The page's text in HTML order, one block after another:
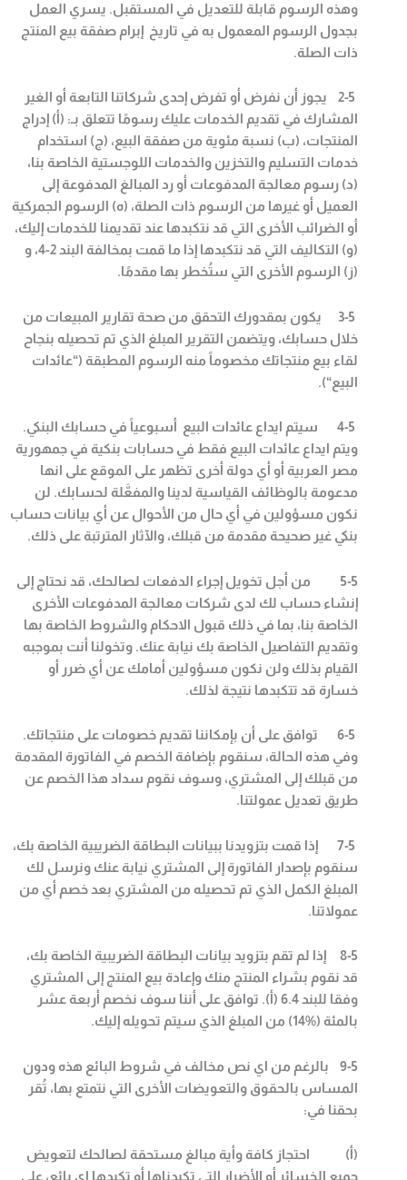
وهذه الرسوم قابلة للتعديل في المستقبل. يسري العمل
بجدول الرسوم المعمول به في تاريخ إبرام صفقة بيع المنتج
ذات الصلة.
يجوز أن نفرض أو تفرض إحدى شركاتنا التابعة أو الغير
المشارك في تقديم الخدمات عليك رسومًا تتعلق بـ: (أ) إدراج
المنتجات، (ب) نسبة مئوية من صفقة البيع، (ج) استخدام
خدمات التسليم والتخزين والخدمات اللوجستية الخاصة بنا،
(د) رسوم معالجة المدفوعات أو رد المبالغ المدفوعة إلى
العميل أو غيرها من الرسوم ذات الصلة، (ه) الرسوم الجمركية
أو الضرائب الأخرى التي قد نتكبدها عند تقديمنا للخدمات إليك،
(و) التكاليف التي قد نتكبدها إذا ما قمت بمخالفة البند2-4
، و
(ز) الرسوم الأخرى التي ستُخطر بها مقدمًا .
يكون بمقدورك التحقق من صحة تقارير المبيعات من
خلال حسابك، ويتضمن التقرير المبلغ الذي تم تحصيله بنجاح
لقاء بيع منتجاتك مخصوماً منه الرسوم المطبقة (“عائدات
البيع“).
سيتم ايداع عائدات البيع أسبوعياً في حسابك البنكي.
ويتم ايداع عائدات البيع فقط في حسابات بنكية في جمهورية
مصر العربية أو أي دولة أخرى تظهر على الموقع على انها
مدعومة بالوظائف القياسية لدينا والمفعَّلة لحسابك. لن
نكون مسؤولين في أي حال من الأحوال عن أي بيانات حساب
بنكي غير صحيحة مقدمة من قبلك، والآثار المترتبة على ذلك.
5-5
من أجل تخويل إجراء الدفعات لصالحك، قد نحتاج إلى
إنشاء حساب لك لدى شركات معالجة المدفوعات الأخرى
الخاصة بنا، بما في ذلك قبول الاحكام والشروط الخاصة بها
وتقديم التفاصيل الخاصة بك نيابة عنك. وتخولنا أنت بموجبه
القيام بذلك ولن نكون مسؤولين أمامك عن أي ضرر أو
خسارة قد تتكبدها نتيجة لذلك.
توافق على أن بإمكاننا تقديم خصومات على منتجاتك.
وفي هذه الحالة، سنقوم بإضافة الخصم في الفاتورة المقدمة
من قبلك إلى المشتري، وسوف نقوم سداد هذا الخصم عن
طريق تعديل عمولتنا.
إذا قمت بتزويدنا ببيانات البطاقة الضريبية الخاصة بك،
سنقوم بإصدار الفاتورة إلى المشتري نيابة عنك ونرسل لك
المبلغ الكمل الذي تم تحصيله من المشتري بعد خصم أي من
عمولاتنا .
8-5
إذا لم تقم بتزويد بيانات البطاقة الضريبية الخاصة بك،
قد نقوم بشراء المنتج منك وإعادة بيع المنتج إلى المشتري
وفقا للبند 6.4 (أ). توافق على أننا سوف نخصم أربعة عشر
بالمئة (%14) من المبلغ الذي سيتم تحويله إليك
.
9-5
بالرغم من اي نص مخالف في شروط البائع هذه ودون
المساس بالحقوق والتعويضات الأخرى التي نتمتع بها، تُقر
بحقنا في:
(أ) احتجاز كافة وأية مبالغ مستحقة لصالحك لتعويض
جميع الخسائر أو الأضرار التي تكبدناها أو تكبدها اي بائع، على